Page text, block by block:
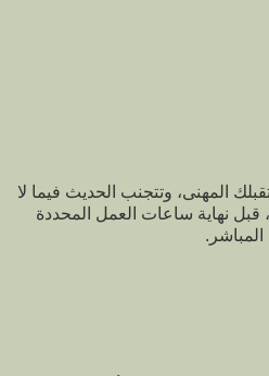
المهنى، وتتجنب الحديث فيما لا
نهاية ساعات العمل المحددة